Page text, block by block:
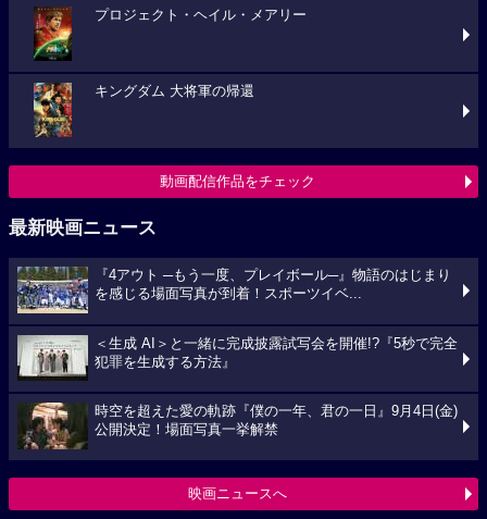
プロジェクト・ヘイル・メアリー
キングダム 大将軍の帰還
動画配信作品をチェック
最新映画ニュース
『4アウト ─もう一度、プレイボール─』物語のはじまり
を感じる場面写真が到着！スポーツイベ...
＜生成 AI＞と一緒に完成披露試写会を開催!?『5秒で完全
犯罪を生成する方法』
時空を超えた愛の軌跡『僕の一年、君の一日』9月4日(金)
公開決定！場面写真一挙解禁
映画ニュースへ